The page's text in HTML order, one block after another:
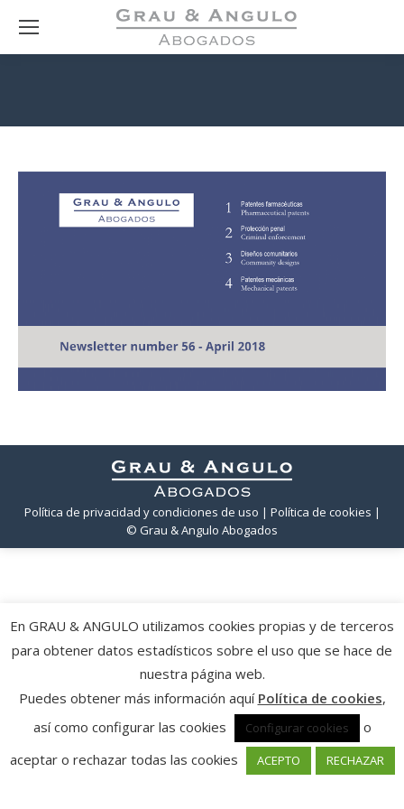
Política de privacidad y condiciones de uso | Política de cookies |
© Grau & Angulo Abogados
En GRAU & ANGULO utilizamos cookies propias y de terceros
para obtener datos estadísticos sobre el uso que se hace de
nuestra página web.
Puedes obtener más información aquí Política de cookies,
así como configurar las cookies
Configurar cookies
o
aceptar o rechazar todas las cookies
ACEPTO RECHAZAR